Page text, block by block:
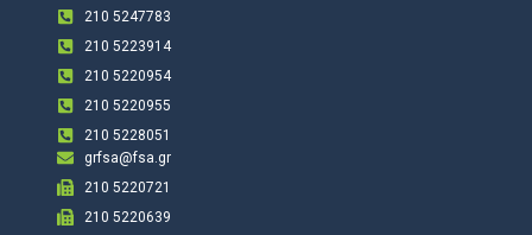
210 5247783
210 5223914
210 5220954
210 5220955
210 5228051
grfsa@fsa.gr
210 5220721
210 5220639